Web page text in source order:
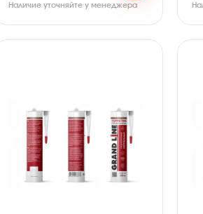
Наличие уточняйте у менеджера